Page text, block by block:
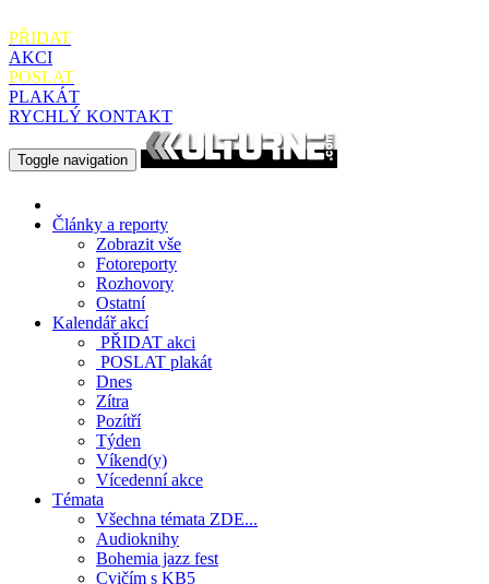
PŘIDAT
AKCI
POSLAT
PLAKÁT
RYCHLÝ KONTAKT
Toggle navigation
Články a reporty
Zobrazit vše
Fotoreporty
Rozhovory
Ostatní
Kalendář akcí
PŘIDAT akci
POSLAT plakát
Dnes
Zítra
Pozítří
Týden
Víkend(y)
Vícedenní akce
Témata
Všechna témata ZDE...
Audioknihy
Bohemia jazz fest
Cvičím s KB5